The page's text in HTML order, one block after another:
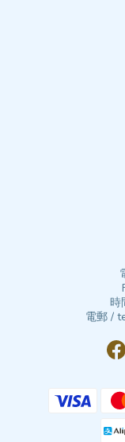
時
電郵 /